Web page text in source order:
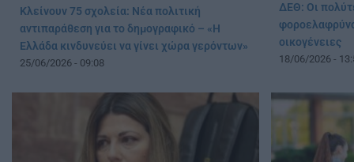
Κλείνουν 75 σχολεία: Νέα πολιτική
αντιπαράθεση για το δημογραφικό – «Η
Ελλάδα κινδυνεύει να γίνει χώρα γερόντων»
25/06/2026 - 09:08
ΔΕΘ: Οι
οικογένειες
18/06/2026 -